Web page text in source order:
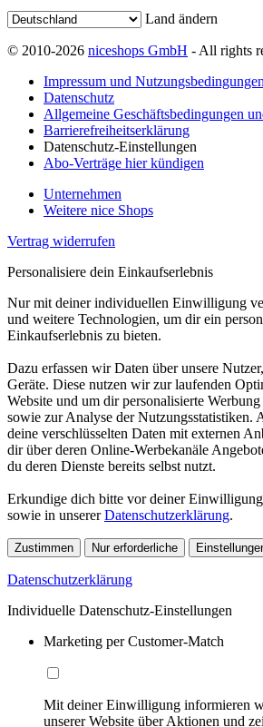
Land ändern
© 2010-2026 niceshops GmbH - All rights
Impressum und Nutzungsbedingungen
Datenschutz
Allgemeine Geschäftsbedingungen
Barrierefreiheitserklärung
Datenschutz-Einstellungen
Abo-Verträge hier kündigen
Unternehmen
Weitere nice Shops
Vertrag widerrufen
Personalisiere dein Einkaufserlebnis
Nur mit deiner individuellen Einwilligung
und weitere Technologien, um dir ein
Einkaufserlebnis zu bieten.
Dazu erfassen wir Daten über unsere
Geräte. Diese nutzen wir zur laufenden
Website und um dir personalisierte
sowie zur Analyse der Nutzungsstatistiken.
deine verschlüsselten Daten mit externen
dir über deren Online-Werbekanäle
du deren Dienste bereits selbst nutzt.
Erkundige dich bitte vor deiner
sowie in unsererDatenschutzerklärung.
Zustimmen Nur erforderliche
Datenschutzerklärung
Individuelle Datenschutz-Einstellungen
Marketing per Customer-Match
Mit deiner Einwilligung informieren
unserer Website über Aktionen und